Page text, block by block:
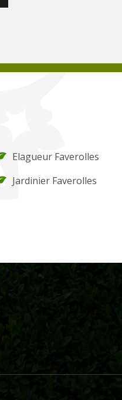
Elagueur Faverolles
Jardinier Faverolles